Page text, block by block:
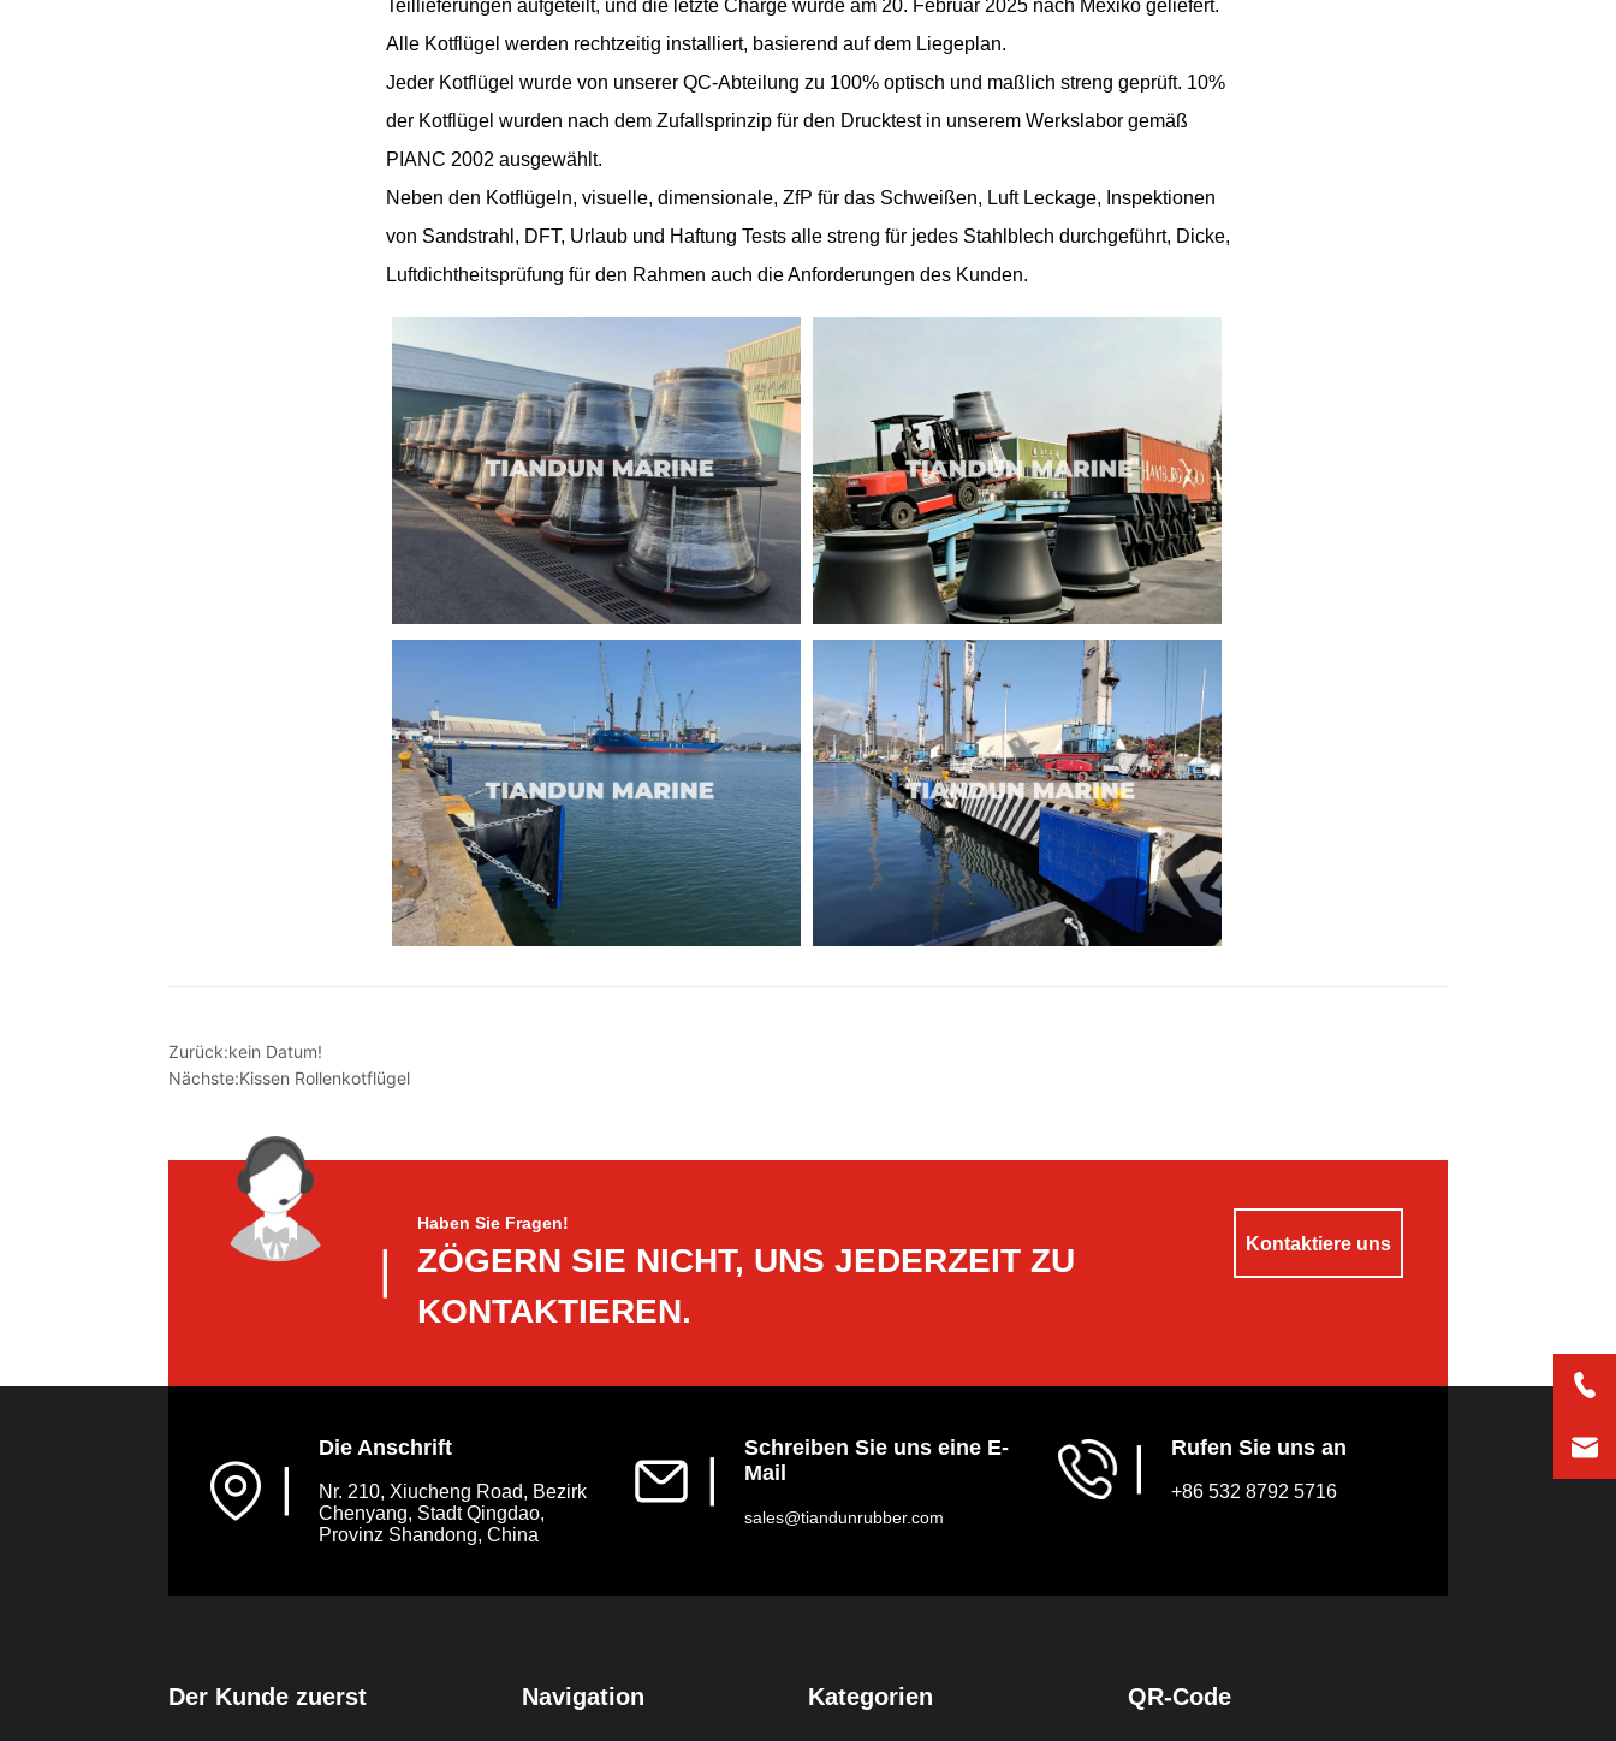
Zurück:kein Datum!
Nächste:Kissen Rollenkotflügel
Haben Sie Fragen!
ZÖGERN SIE NICHT, UNS JEDERZEIT ZU
KONTAKTIEREN.
Kontaktiere uns
Die Anschrift
Nr. 210, Xiucheng Road, Bezirk
Chenyang, Stadt Qingdao,
Provinz Shandong, China
Schreiben Sie uns eine E-
Mail
sales@tiandunrubber.com
Rufen Sie uns an
+86 532 8792 5716
Der Kunde zuerst Navigation Kategorien QR-Code